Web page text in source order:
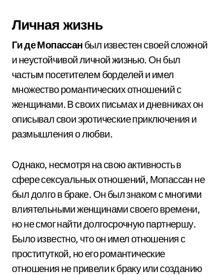
Личная жизнь
Ги де Мопассан был известен своей сложной
и неустойчивой личной жизнью. Он был
частым посетителем борделей и имел
множество романтических отношений с
женщинами. В своих письмах и дневниках он
описывал свои эротические приключения и
размышления о любви.
Однако, несмотря на свою активность в
сфере сексуальных отношений, Мопассан не
был долго в браке. Он был знаком с многими
влиятельными женщинами своего времени,
но не смог найти долгосрочную партнершу.
Было известно, что он имел отношения с
проституткой, но его романтические
отношения не привели к браку или созданию